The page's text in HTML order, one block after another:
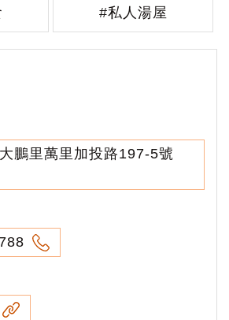
#私人湯屋
鵬里萬里加投路197-5號